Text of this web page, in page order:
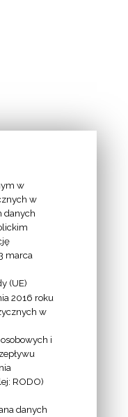
w
w
danych
marca
(UE)
2016 roku
w
i
RODO)
danych